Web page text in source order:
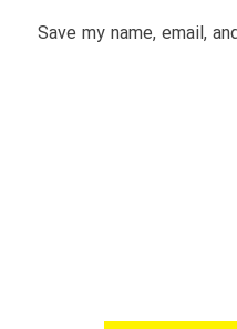
Save my name, email,